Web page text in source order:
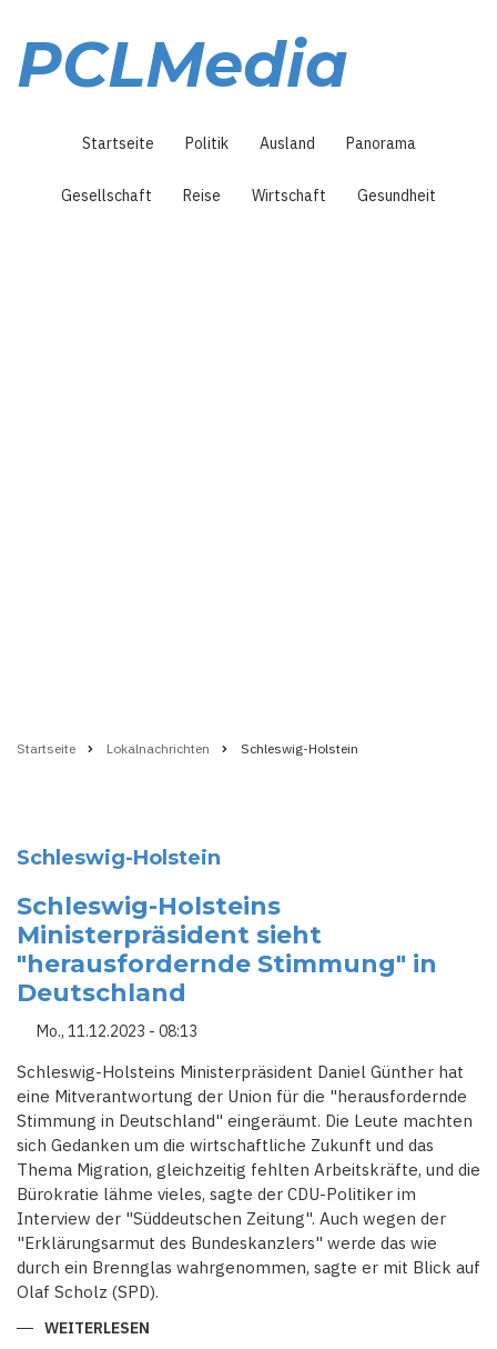
Inhalt
PCLMedia
Startseite Politik Ausland Panorama
Gesellschaft Reise Wirtschaft Gesundheit
Startseite Lokalnachrichten Schleswig-Holstein
Schleswig-Holstein
Schleswig-Holsteins
Ministerpräsident sieht
"herausfordernde Stimmung" in
Deutschland
Mo., 11.12.2023 - 08:13
Schleswig-Holsteins Ministerpräsident Daniel Günther hat
eine Mitverantwortung der Union für die "herausfordernde
Stimmung in Deutschland" eingeräumt. Die Leute machten
sich Gedanken um die wirtschaftliche Zukunft und das
Thema Migration, gleichzeitig fehlten Arbeitskräfte, und die
Bürokratie lähme vieles, sagte der CDU-Politiker im
Interview der "Süddeutschen Zeitung". Auch wegen der
"Erklärungsarmut des Bundeskanzlers" werde das wie
durch ein Brennglas wahrgenommen, sagte er mit Blick auf
Olaf Scholz (SPD).
WEITERLESEN